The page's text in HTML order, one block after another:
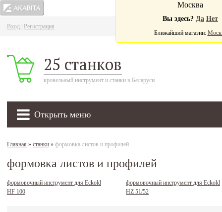
Вход Регистрация
25 станков
кровельный инструмент и станки в Беларуси
Открыть меню
Москва
Вы здесь? Да Нет
Ближайший магазин:
Главная » станки » формовка листов и профилей
формовка листов и профилей
формовочный инструмент для Eckold
HF 100
формовочный инструмент для Eckold
HZ 51/52